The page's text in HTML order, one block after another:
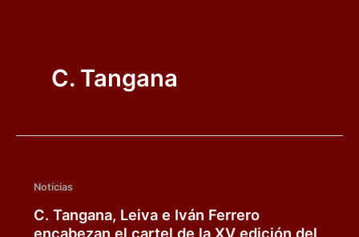
C. Tangana
Noticias
C. Tangana, Leiva e Iván Ferrero
encabezan el cartel de la XV edición del